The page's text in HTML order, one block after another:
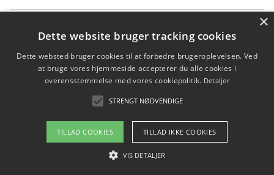
får du indgår et samarbejde
Hold et møde med en WordPress ekspert og vælg den
mest professionelle til at vedligeholde din løsning
Copyright 2026 - Pilanto Aps
Om / kontakt
×
Dette website bruger tracking cookies
Dette websted bruger cookies til at forbedre brugeroplevelsen. Ved
at bruge vores hjemmeside accepterer du alle cookies i
overensstemmelse med vores cookiepolitik. Detaljer
STRENGT NØDVENDIGE
TILLAD COOKIES TILLAD IKKE COOKIES
VIS DETALJER